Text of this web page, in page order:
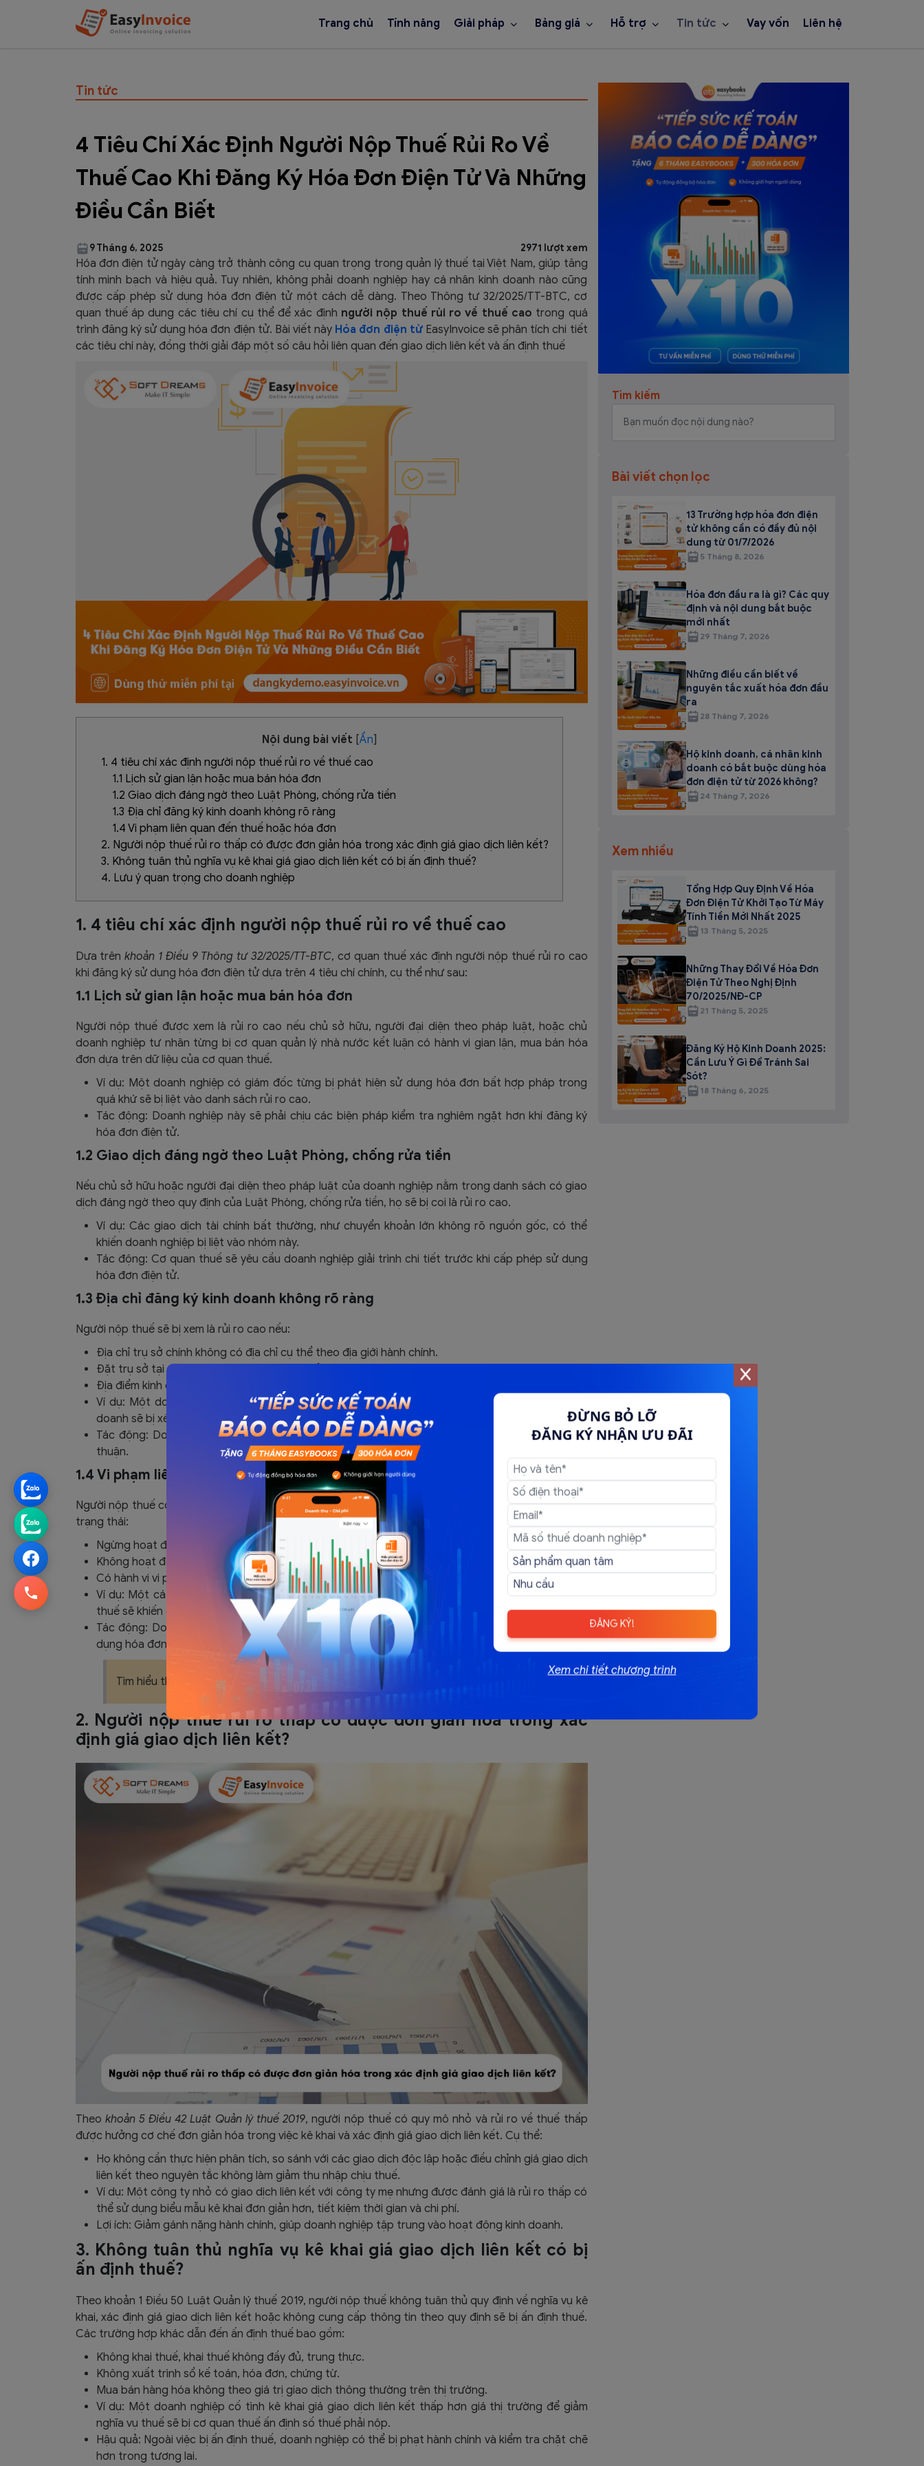
Trang chủ Tính năng Giải pháp Bảng giá Hỗ trợ Tin tức Vay vốn Liên hệ
ĐỪNG BỎ LỠ
ĐĂNG KÝ NHẬN ƯU ĐÃI
ĐĂNG KÝ!
Xem chi tiết chương trình
Tin tức
4 Tiêu Chí Xác Định Người Nộp Thuế Rủi Ro Về
Thuế Cao Khi Đăng Ký Hóa Đơn Điện Tử Và Những
Điều Cần Biết
9 Tháng 6, 2025 2971 lượt xem
Hóa đơn điện tử ngày càng trở thành công cụ quan trọng trong quản lý thuế tại Việt Nam, giúp tăng
tính minh bạch và hiệu quả. Tuy nhiên, không phải doanh nghiệp hay cá nhân kinh doanh nào cũng
được cấp phép sử dụng hóa đơn điện tử một cách dễ dàng. Theo Thông tư 32/2025/TT-BTC, cơ
quan thuế áp dụng các tiêu chí cụ thể để xác định người nộp thuế rủi ro về thuế cao trong quá
trình đăng ký sử dụng hóa đơn điện tử. Bài viết này Hóa đơn điện tửEasyInvoice sẽ phân tích chi tiết
các tiêu chí này, đồng thời giải đáp một số câu hỏi liên quan đến giao dịch liên kết và ấn định thuế
Nội dung bài viết [Ẩn]
1. 4 tiêu chí xác định người nộp thuế rủi ro về thuế cao
1.1 Lịch sử gian lận hoặc mua bán hóa đơn
1.2 Giao dịch đáng ngờ theo Luật Phòng, chống rửa tiền
1.3 Địa chỉ đăng ký kinh doanh không rõ ràng
1.4 Vi phạm liên quan đến thuế hoặc hóa đơn
2. Người nộp thuế rủi ro thấp có được đơn giản hóa trong xác định giá giao dịch liên kết?
3. Không tuân thủ nghĩa vụ kê khai giá giao dịch liên kết có bị ấn định thuế?
4. Lưu ý quan trọng cho doanh nghiệp
1. 4 tiêu chí xác định người nộp thuế rủi ro về thuế cao
Dựa trênkhoản 1 Điều 9 Thông tư 32/2025/TT-BTC, cơ quan thuế xác định người nộp thuế rủi ro cao
khi đăng ký sử dụng hóa đơn điện tử dựa trên 4 tiêu chí chính, cụ thể như sau:
1.1 Lịch sử gian lận hoặc mua bán hóa đơn
Người nộp thuế được xem là rủi ro cao nếu chủ sở hữu, người đại diện theo pháp luật, hoặc chủ
doanh nghiệp tư nhân từng bị cơ quan quản lý nhà nước kết luận có hành vi gian lận, mua bán hóa
đơn dựa trên dữ liệu của cơ quan thuế.
Ví dụ: Một doanh nghiệp có giám đốc từng bị phát hiện sử dụng hóa đơn bất hợp pháp trong
quá khứ sẽ bị liệt vào danh sách rủi ro cao.
Tác động: Doanh nghiệp này sẽ phải chịu các biện pháp kiểm tra nghiêm ngặt hơn khi đăng ký
hóa đơn điện tử.
1.2 Giao dịch đáng ngờ theo Luật Phòng, chống rửa tiền
Nếu chủ sở hữu hoặc người đại diện theo pháp luật của doanh nghiệp nằm trong danh sách có giao
dịch đáng ngờ theo quy định của Luật Phòng, chống rửa tiền, họ sẽ bị coi là rủi ro cao.
Ví dụ: Các giao dịch tài chính bất thường, như chuyển khoản lớn không rõ nguồn gốc, có thể
khiến doanh nghiệp bị liệt vào nhóm này.
Tác động: Cơ quan thuế sẽ yêu cầu doanh nghiệp giải trình chi tiết trước khi cấp phép sử dụng
hóa đơn điện tử.
1.3 Địa chỉ đăng ký kinh doanh không rõ ràng
Người nộp thuế sẽ bị xem là rủi ro cao nếu:
Địa chỉ trụ sở chính không có địa chỉ cụ thể theo địa giới hành chính.
Đặt trụ sở tại chung cư không được phép sử dụng cho mục đích kinh doanh.
Địa điểm kinh doanh nằm ngoài phạm vi tỉnh/thành phố nơi đặt trụ sở chính hoặc chi nhánh.
Ví dụ: Một doanh nghiệp đăng ký trụ sở tại một căn hộ chung cư không được cấp phép kinh
doanh sẽ bị xếp vào nhóm rủi ro.
Tác động: Doanh nghiệp cần cung cấp thêm tài liệu chứng minh địa chỉ hợp lệ để được chấp
thuận.
1.4 Vi phạm liên quan đến thuế hoặc hóa đơn
Người nộp thuế có người đại diện theo pháp luật hoặc chủ sở hữu liên quan đến các doanh nghiệp ở
trạng thái:
Ngừng hoạt động nhưng chưa hoàn thành thủ tục chấm dứt mã số thuế.
Không hoạt động tại địa chỉ đã đăng ký.
Có hành vi vi phạm về thuế, hóa đơn, chứng từ theo hướng dẫn của Bộ trưởng Bộ Tài chính.
Ví dụ: Một cá nhân từng đại diện cho một công ty bị cơ quan thuế ghi nhận vi phạm về kê khai
thuế sẽ khiến doanh nghiệp mới của họ bị xếp vào nhóm rủi ro.
Tác động: Doanh nghiệp cần giải trình và khắc phục các vi phạm trước khi được cấp phép sử
dụng hóa đơn điện tử.
Tìm hiểu thêm: Những Thay Đổi Về Hóa Đơn Điện Tử Theo Nghị Định 70/2025/NĐ-CP
2. Người nộp thuế rủi ro thấp có được đơn giản hóa trong xác
định giá giao dịch liên kết?
Theo khoản 5 Điều 42 Luật Quản lý thuế 2019, người nộp thuế có quy mô nhỏ và rủi ro về thuế thấp
được hưởng cơ chế đơn giản hóa trong việc kê khai và xác định giá giao dịch liên kết. Cụ thể:
Họ không cần thực hiện phân tích, so sánh với các giao dịch độc lập hoặc điều chỉnh giá giao dịch
liên kết theo nguyên tắc không làm giảm thu nhập chịu thuế.
Ví dụ: Một công ty nhỏ có giao dịch liên kết với công ty mẹ nhưng được đánh giá là rủi ro thấp có
thể sử dụng biểu mẫu kê khai đơn giản hơn, tiết kiệm thời gian và chi phí.
Lợi ích: Giảm gánh nặng hành chính, giúp doanh nghiệp tập trung vào hoạt động kinh doanh.
3. Không tuân thủ nghĩa vụ kê khai giá giao dịch liên kết có bị
ấn định thuế?
Theo khoản 1 Điều 50 Luật Quản lý thuế 2019, người nộp thuế không tuân thủ quy định về nghĩa vụ kê
khai, xác định giá giao dịch liên kết hoặc không cung cấp thông tin theo quy định sẽ bị ấn định thuế.
Các trường hợp khác dẫn đến ấn định thuế bao gồm:
Không khai thuế, khai thuế không đầy đủ, trung thực.
Không xuất trình sổ kế toán, hóa đơn, chứng từ.
Mua bán hàng hóa không theo giá trị giao dịch thông thường trên thị trường.
Ví dụ: Một doanh nghiệp cố tình kê khai giá giao dịch liên kết thấp hơn giá thị trường để giảm
nghĩa vụ thuế sẽ bị cơ quan thuế ấn định số thuế phải nộp.
Hậu quả: Ngoài việc bị ấn định thuế, doanh nghiệp có thể bị phạt hành chính và kiểm tra chặt chẽ
hơn trong tương lai.
Tìm kiếm
Bài viết chọn lọc
13 Trường hợp hóa đơn điện
tử không cần có đầy đủ nội
dung từ 01/7/2026
5 Tháng 8, 2026
Hóa đơn đầu ra là gì? Các quy
định và nội dung bắt buộc
mới nhất
29 Tháng 7, 2026
Những điều cần biết về
nguyên tắc xuất hóa đơn đầu
ra
28 Tháng 7, 2026
Hộ kinh doanh, cá nhân kinh
doanh có bắt buộc dùng hóa
đơn điện tử từ 2026 không?
24 Tháng 7, 2026
Xem nhiều
Tổng Hợp Quy Định Về Hóa
Đơn Điện Tử Khởi Tạo Từ Máy
Tính Tiền Mới Nhất 2025
13 Tháng 5, 2025
Những Thay Đổi Về Hóa Đơn
Điện Tử Theo Nghị Định
70/2025/NĐ-CP
21 Tháng 5, 2025
Đăng Ký Hộ Kinh Doanh 2025:
Cần Lưu Ý Gì Để Tránh Sai
Sót?
18 Tháng 6, 2025